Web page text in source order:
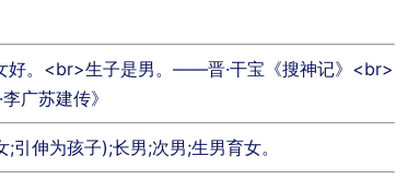
好。<br>生子是男。——晋·干宝《搜神记》<br>
广苏建传》
引伸为孩子);长男;次男;生男育女。